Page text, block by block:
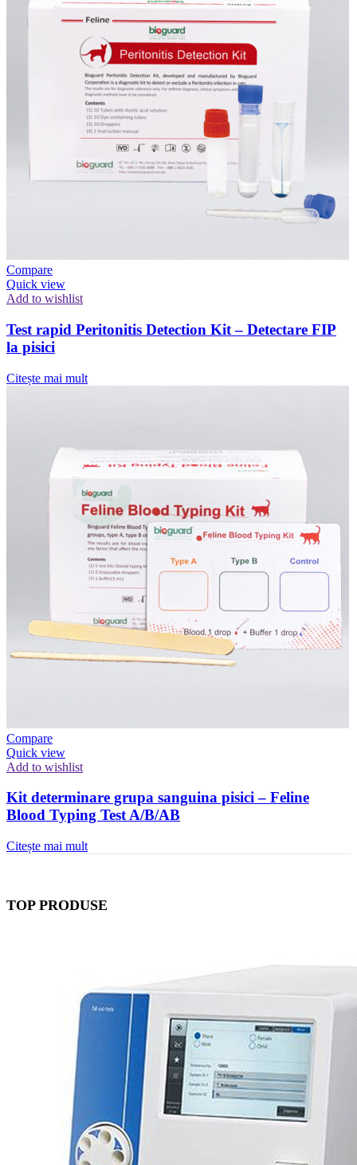
Compare
Quick view
Add to wishlist
Test rapid Peritonitis Detection Kit – Detectare FIP
la pisici
Citește mai mult
Compare
Quick view
Add to wishlist
Kit determinare grupa sanguina pisici – Feline
Blood Typing Test A/B/AB
Citește mai mult
TOP PRODUSE